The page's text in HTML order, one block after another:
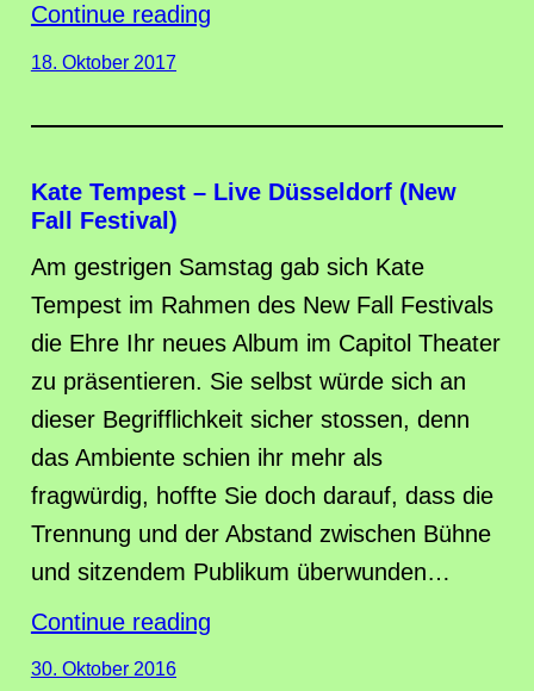
Continue reading
18. Oktober 2017
Kate Tempest – Live Düsseldorf (New
Fall Festival)
Am gestrigen Samstag gab sich Kate
Tempest im Rahmen des New Fall Festivals
die Ehre Ihr neues Album im Capitol Theater
zu präsentieren. Sie selbst würde sich an
dieser Begrifflichkeit sicher stossen, denn
das Ambiente schien ihr mehr als
fragwürdig, hoffte Sie doch darauf, dass die
Trennung und der Abstand zwischen Bühne
und sitzendem Publikum überwunden…
Continue reading
30. Oktober 2016